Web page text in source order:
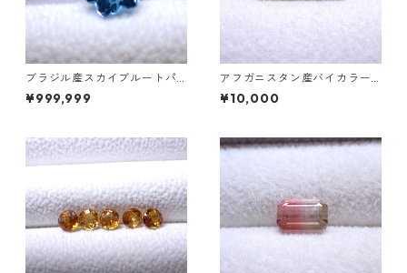
ブラジル産スカイブルートパ
ーズ スノーフレークカットル
ース 1.5ct 7.0mm*7.0mm*4.
¥999,999
アフガニスタン産バイカラー
トルマリン ファセットカット
ルース 1.21ct 11.5mm*3.7mm
¥10,000